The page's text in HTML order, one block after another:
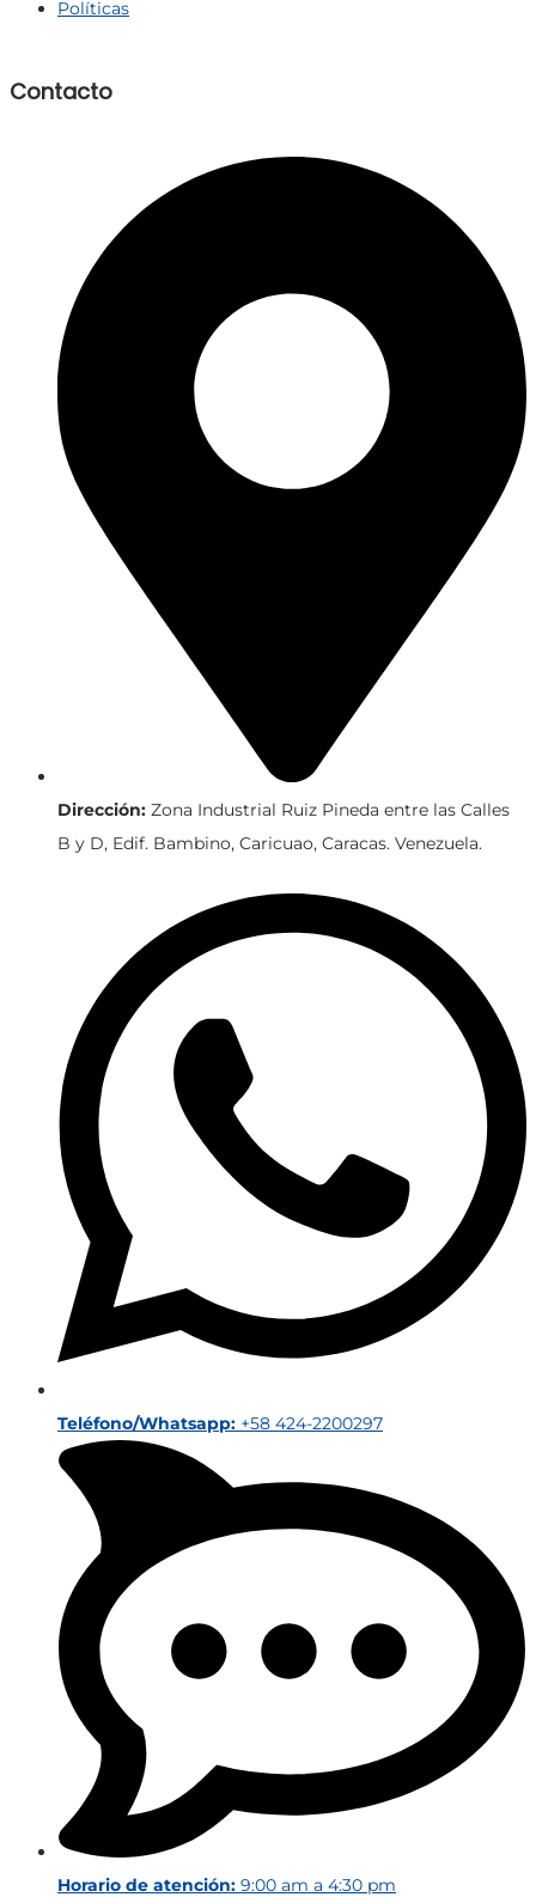
Políticas
Contacto
Dirección: Zona Industrial Ruiz Pineda entre las Calles
B y D, Edif. Bambino, Caricuao, Caracas. Venezuela.
Teléfono/Whatsapp: +58 424-2200297
Horario de atención: 9:00 am a 4:30 pm